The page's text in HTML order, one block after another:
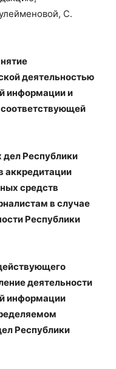
С.
деятельностью
информации и
дел Республики
аккредитации
средств
в случае
Республики
деятельности
информации
Республики